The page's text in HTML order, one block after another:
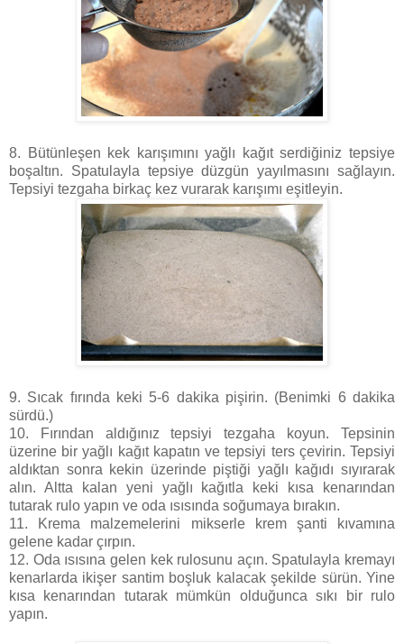
8. Bütünleşen kek karışımını yağlı kağıt serdiğiniz tepsiye
boşaltın. Spatulayla tepsiye düzgün yayılmasını sağlayın.
Tepsiyi tezgaha birkaç kez vurarak karışımı eşitleyin.
9. Sıcak fırında keki 5-6 dakika pişirin. (Benimki 6 dakika
sürdü.)
10. Fırından aldığınız tepsiyi tezgaha koyun. Tepsinin
üzerine bir yağlı kağıt kapatın ve tepsiyi ters çevirin. Tepsiyi
aldıktan sonra kekin üzerinde piştiği yağlı kağıdı sıyırarak
alın. Altta kalan yeni yağlı kağıtla keki kısa kenarından
tutarak rulo yapın ve oda ısısında soğumaya bırakın.
11. Krema malzemelerini mikserle krem şanti kıvamına
gelene kadar çırpın.
12. Oda ısısına gelen kek rulosunu açın. Spatulayla kremayı
kenarlarda ikişer santim boşluk kalacak şekilde sürün. Yine
kısa kenarından tutarak mümkün olduğunca sıkı bir rulo
yapın.